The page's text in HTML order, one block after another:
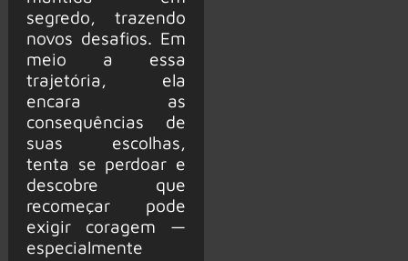
segredo, trazendo
novos desafios. Em
meio a essa
trajetória, ela
encara as
consequências de
suas escolhas,
tenta se perdoar e
descobre que
recomeçar pode
exigir coragem —
especialmente